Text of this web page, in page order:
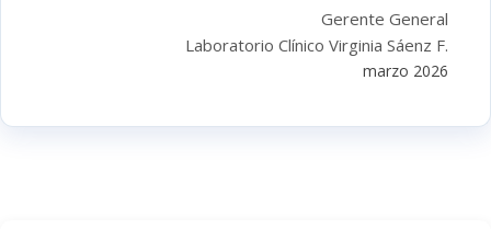
Gerente General
Laboratorio Clínico Virginia Sáenz F.
marzo 2026